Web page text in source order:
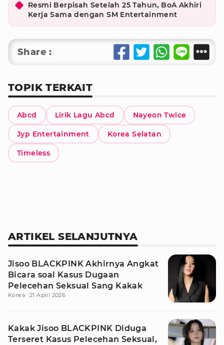
Resmi Berpisah Setelah 25 Tahun, BoA Akhiri
Kerja Sama dengan SM Entertainment
Share :
TOPIK TERKAIT
Abcd Lirik Lagu Abcd Nayeon Twice
Jyp Entertainment Korea Selatan
Timeless
ARTIKEL SELANJUTNYA
Jisoo BLACKPINK Akhirnya Angkat
Bicara soal Kasus Dugaan
Pelecehan Seksual Sang Kakak
Korea 21 April 2026
Kakak Jisoo BLACKPINK Diduga
Terseret Kasus Pelecehan Seksual,